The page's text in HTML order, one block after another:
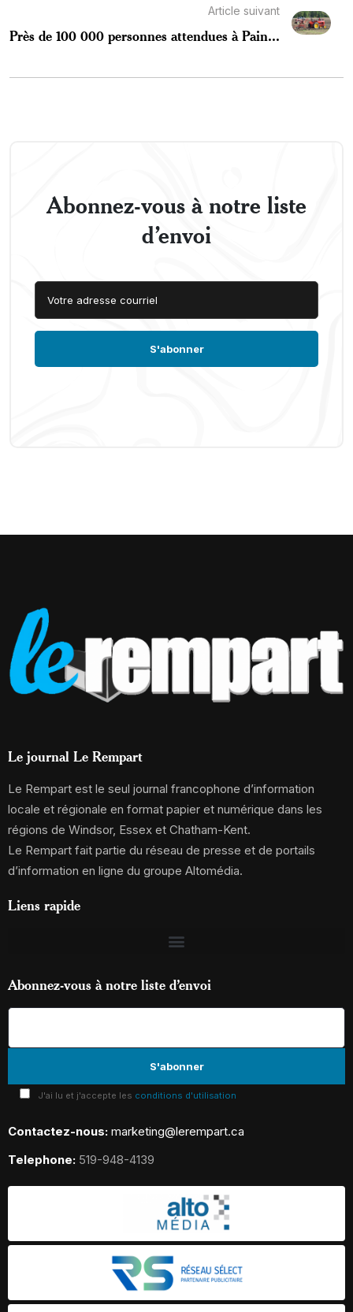
Article suivant
Près de 100 000 personnes attendues à Pain...
Abonnez-vous à notre liste
d’envoi
Le journal Le Rempart
Le Rempart est le seul journal francophone d’information
locale et régionale en format papier et numérique dans les
régions de Windsor, Essex et Chatham-Kent.
Le Rempart fait partie du réseau de presse et de portails
d’information en ligne du groupe Altomédia.
Liens rapide
Abonnez-vous à notre liste d’envoi
J'ai lu et j'accepte les conditions d'utilisation
Contactez-nous: marketing@lerempart.ca
Telephone: 519-948-4139